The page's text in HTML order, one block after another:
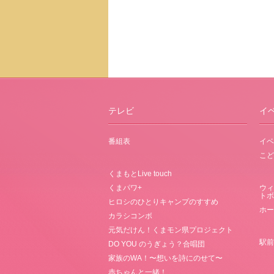
テレビ
番組表
くまもとLive touch
くまパワ+
ヒロシのひとりキャンプのすすめ
カラシコンボ
元気だけん！くまモン県プロジェクト
DO YOU のうぎょう？合唱団
家族のWA！〜想いを詩にのせて〜
赤ちゃんと一緒！
イ
イ
こ
ウ
ト
ホ
駅